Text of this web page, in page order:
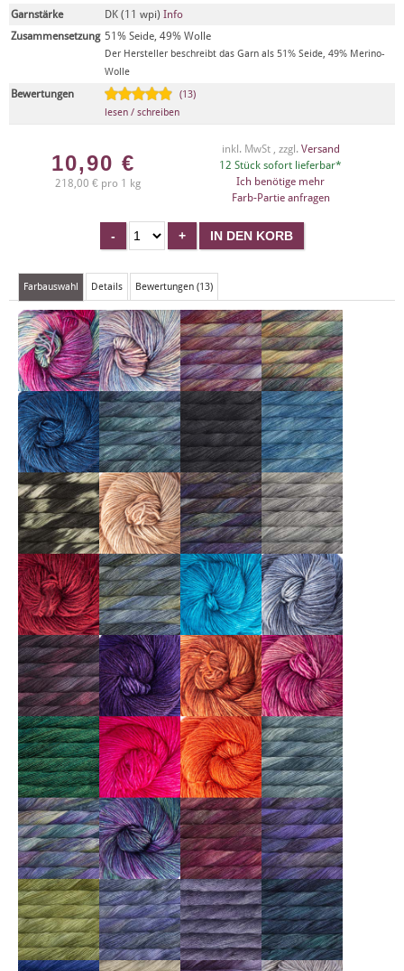
Garnstärke
DK (11 wpi) Info
Zusammensetzung 51% Seide, 49% Wolle
Der Hersteller beschreibt das Garn als 51% Seide, 49% Merino-
Wolle
Bewertungen
(13)
lesen / schreiben
10,90 €
218,00 € pro 1 kg
inkl. MwSt , zzgl. Versand
12 Stück sofort lieferbar*
Ich benötige mehr
Farb-Partie anfragen
Farbauswahl Details Bewertungen (13)